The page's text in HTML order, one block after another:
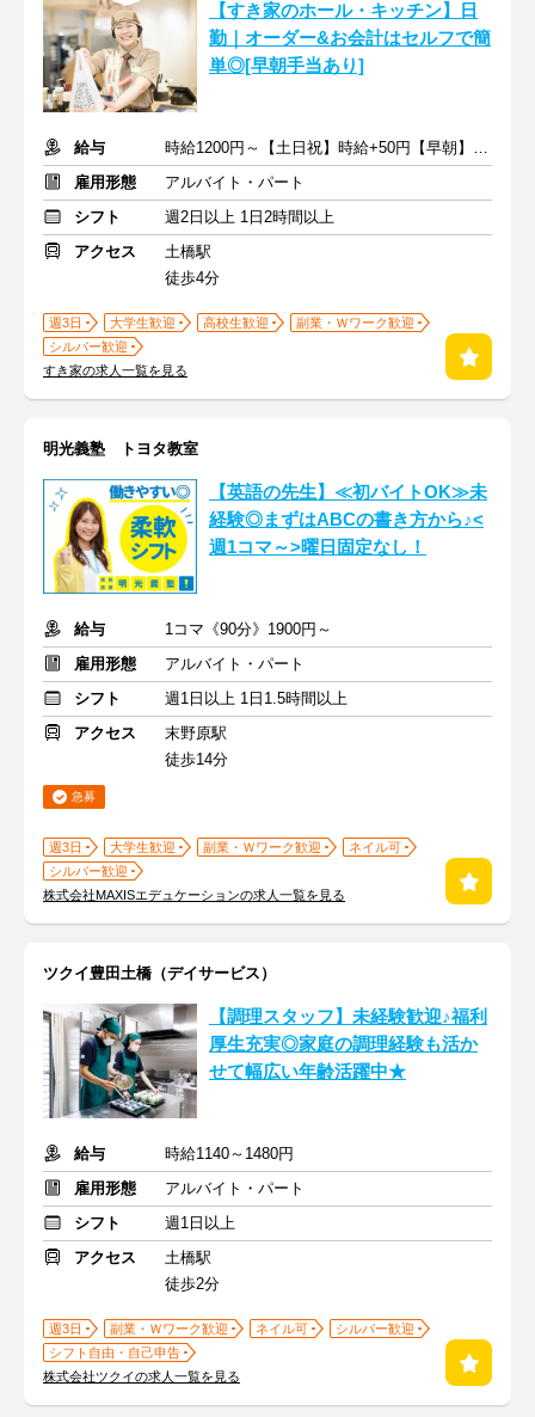
【すき家のホール・キッチン】日
勤｜オーダー&お会計はセルフで簡
単◎[早朝手当あり]
給与
時給1200円～【土日祝】時給+50円【早朝】時給+150円
雇用形態
アルバイト・パート
シフト
週2日以上 1日2時間以上
アクセス
土橋駅
徒歩4分
週3日 大学生歓迎 高校生歓迎
副業・Ｗワーク歓迎
シルバー歓迎
すき家の求人一覧を見る
明光義塾 トヨタ教室
【英語の先生】≪初バイトOK≫未
経験◎まずはABCの書き方から♪<
週1コマ～>曜日固定なし！
給与
1コマ《90分》1900円～
雇用形態
アルバイト・パート
シフト
週1日以上 1日1.5時間以上
アクセス
末野原駅
徒歩14分
急募
週3日 大学生歓迎 副業・Ｗワーク歓迎
ネイル可
シルバー歓迎
株式会社MAXISエデュケーションの求人一覧を見る
ツクイ豊田土橋（デイサービス）
【調理スタッフ】未経験歓迎♪福利
厚生充実◎家庭の調理経験も活か
せて幅広い年齢活躍中★
給与
時給1140～1480円
雇用形態
アルバイト・パート
シフト
週1日以上
アクセス
土橋駅
徒歩2分
週3日 副業・Ｗワーク歓迎 ネイル可
シルバー歓迎
シフト自由・自己申告
株式会社ツクイの求人一覧を見る